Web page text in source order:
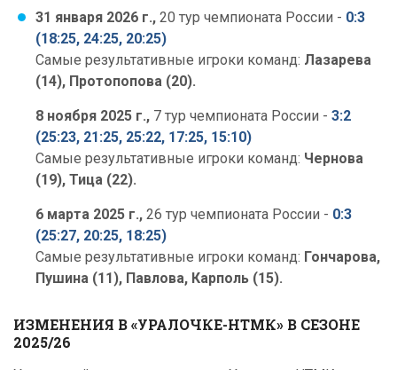
31 января 2026 г., 20 тур чемпионата России - 0:3
(18:25, 24:25, 20:25)
Самые результативные игроки команд: Лазарева
(14), Протопопова (20).
8 ноября 2025 г., 7 тур чемпионата России - 3:2
(25:23, 21:25, 25:22, 17:25, 15:10)
Самые результативные игроки команд: Чернова
(19), Тица (22).
6 марта 2025 г., 26 тур чемпионата России - 0:3
(25:27, 20:25, 18:25)
Самые результативные игроки команд: Гончарова,
Пушина (11), Павлова, Карполь (15).
ИЗМЕНЕНИЯ В «УРАЛОЧКЕ-НТМК» В СЕЗОНЕ
2025/26